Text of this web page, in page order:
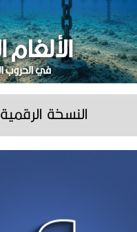
النسخة الرقمية